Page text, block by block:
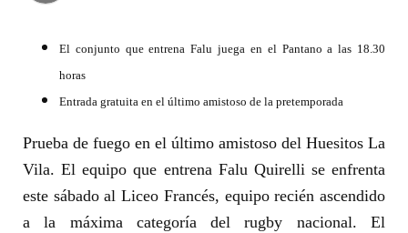
El conjunto que entrena Falu juega en el Pantano a las 18.30
horas
Entrada gratuita en el último amistoso de la pretemporada
Prueba de fuego en el último amistoso del Huesitos La
Vila. El equipo que entrena Falu Quirelli se enfrenta
este sábado al Liceo Francés, equipo recién ascendido
a la máxima categoría del rugby nacional. El